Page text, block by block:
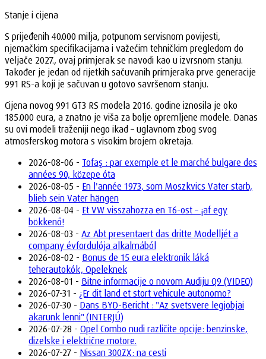
Stanje i cijena
S prijeđenih 40.000 milja, potpunom servisnom povijesti,
njemačkim specifikacijama i važećim tehničkim pregledom do
veljače 2027., ovaj primjerak se navodi kao u izvrsnom stanju.
Također je jedan od rijetkih sačuvanih primjeraka prve generacije
991 RS-a koji je sačuvan u gotovo savršenom stanju.
Cijena novog 991 GT3 RS modela 2016. godine iznosila je oko
185.000 eura, a znatno je viša za bolje opremljene modele. Danas
su ovi modeli traženiji nego ikad – uglavnom zbog svog
atmosferskog motora s visokim brojem okretaja.
2026-08-06 - Tofaş : par exemple et le marché bulgare des
années 90, közepe óta
2026-08-05 - En l'année 1973, som Moszkvics Vater starb,
blieb sein Vater hängen
2026-08-04 - Et VW visszahozza en T6-ost – ¡af egy
bökkenő!
2026-08-03 - Az Abt presentaert das dritte Modelljét a
company évfordulója alkalmából
2026-08-02 - Bonus de 15 eura elektronik láká
teherautokók, Opeleknek
2026-08-01 - Bitne informacije o novom Audiju Q9 (VIDEO)
2026-07-31 - ¿Er dit land et stort vehicule autonomo?
2026-07-30 - Dans BYD-Bericht : "Az svetsvere legjobjai
akarunk lenni" (INTERJÚ)
2026-07-28 - Opel Combo nudi različite opcije: benzinske,
dizelske i električne motore.
2026-07-27 - Nissan 300ZX: na cesti